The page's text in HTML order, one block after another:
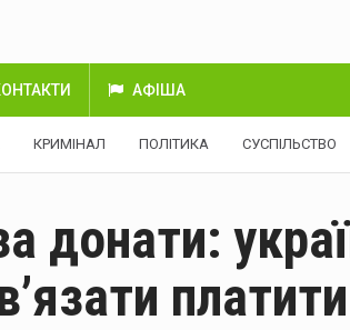
АФІША
КРИМІНАЛ ПОЛІТИКА СУСПІЛЬСТВО
донати: